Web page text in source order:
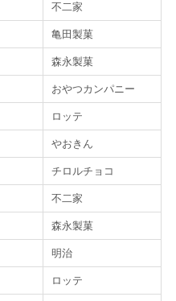
不二家
亀田製菓
森永製菓
おやつカンパニー
ロッテ
やおきん
チロルチョコ
不二家
森永製菓
明治
ロッテ